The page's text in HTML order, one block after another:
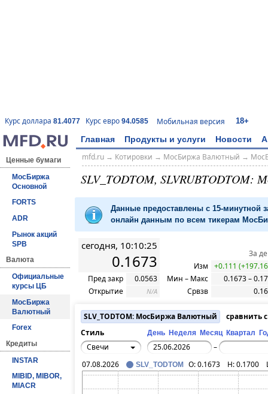
Курс доллара 81.4077 Курс евро 94.0585 Мобильная версия 18+
Главная Продукты и услуги Новости
Ценные бумаги
МосБиржа
Основной
FORTS
ADR
Рынок акций
SPB
Валюта
Официальные
курсы ЦБ
МосБиржа
Валютный
Forex
Кредиты
INSTAR
MIBID, MIBOR,
MIACR
mfd.ru→ Котировки → МосБиржа Валютный →
SLV_TODTOM,
Данные предоставлены с 15-минутной
онлайн данным по всем тикерам
сегодня, 10:10:25
0.1673
Пред закр
0.0563
Открытие
N/A
За
Изм
+0.111
Мин – Макс
0.1673 –
Срвзв
SLV_TODTOM: МосБиржа Валютный
сравнить
Стиль
День Неделя Месяц Квартал
Свечи
–
07.08.2026
SLV_TODTOM O:0.1673 H:0.1700